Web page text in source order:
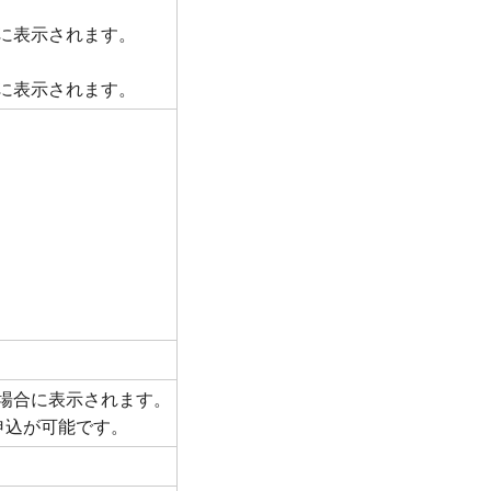
示されます。
示されます。
に表示されます。
が可能です。